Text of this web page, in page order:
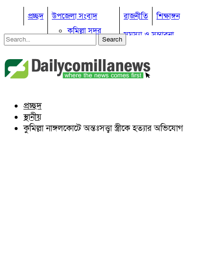
প্রচ্ছদ
উপজেলা সংবাদ
কুমিল্লা সদর
কুমিল্লা সদর দক্ষিণ
ব্রাহ্মণপাড়া
লাকসাম
লালমাই
রাজনীতি
শিক্ষাঙ্গন
সমস্যা ও সম্ভাবনা
কুমিল্লা ভোটের হাওয়া
কুমিল্লার ঐতিহ্য
প্রচ্ছদ
স্থানীয়
কুমিল্লা নাঙ্গলকোটে অন্তঃসত্ত্বা স্ত্রীকে হত্যার অভিযোগ